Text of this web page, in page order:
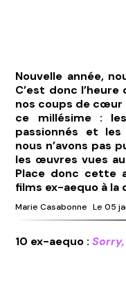
Nouvelle année,
C’est donc
nos coups de cœur
ce millésime :
passionnés et
nous n’avons pas
les œuvres vues
Place donc cette
films ex-aequo à la
Marie Casabonne Le 05
10 ex-aequo :